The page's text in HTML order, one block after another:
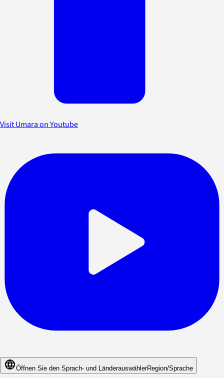
Visit Umara on Youtube
Öffnen Sie den Sprach- und LänderauswählerRegion/Sprache